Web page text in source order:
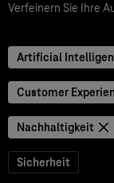
Verfeinern Sie Ihre
Artificial
Customer
Nachhaltigkeit
Sicherheit